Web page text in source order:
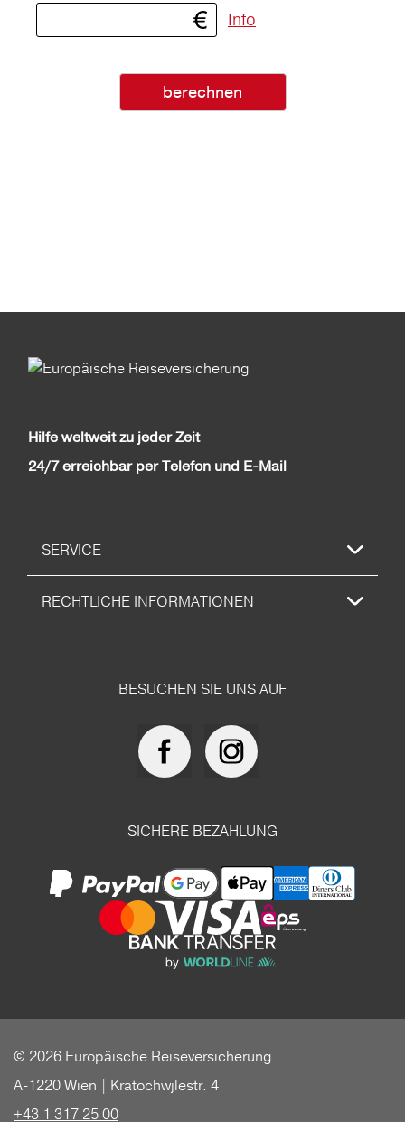
Info
berechnen
Hilfe weltweit zu jeder Zeit
24/7 erreichbar per Telefon und E-Mail
SERVICE
RECHTLICHE INFORMATIONEN
BESUCHEN SIE UNS AUF
SICHERE BEZAHLUNG
© 2026 Europäische Reiseversicherung
A-1220 Wien | Kratochwjlestr. 4
+43 1 317 25 00